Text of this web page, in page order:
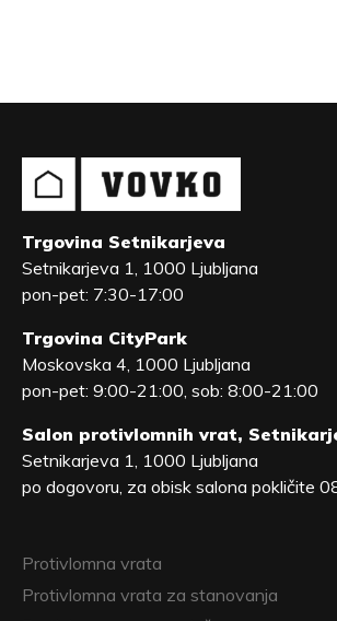
Trgovina Setnikarjeva
Setnikarjeva 1, 1000 Ljubljana
pon-pet: 7:30-17:00
Trgovina CityPark
Moskovska 4, 1000 Ljubljana
pon-pet: 9:00-21:00, sob: 8:00-21:00
Salon protivlomnih vrat,
Setnikarjeva 1, 1000 Ljubljana
po dogovoru, za obisk salona pokličite
Protivlomna vrata
Protivlomna vrata za stanovanja